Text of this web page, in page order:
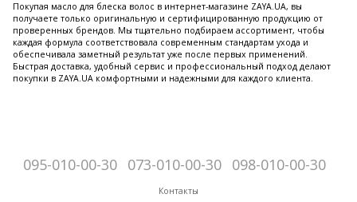
Покупая масло для блеска волос в интернет-магазине ZAYA.UA, вы
получаете только оригинальную и сертифицированную продукцию от
проверенных брендов. Мы тщательно подбираем ассортимент, чтобы
каждая формула соответствовала современным стандартам ухода и
обеспечивала заметный результат уже после первых применений.
Быстрая доставка, удобный сервис и профессиональный подход делают
покупки в ZAYA.UA комфортными и надежными для каждого клиента.
095-010-00-30 073-010-00-30 098-010-00-30
Контакты